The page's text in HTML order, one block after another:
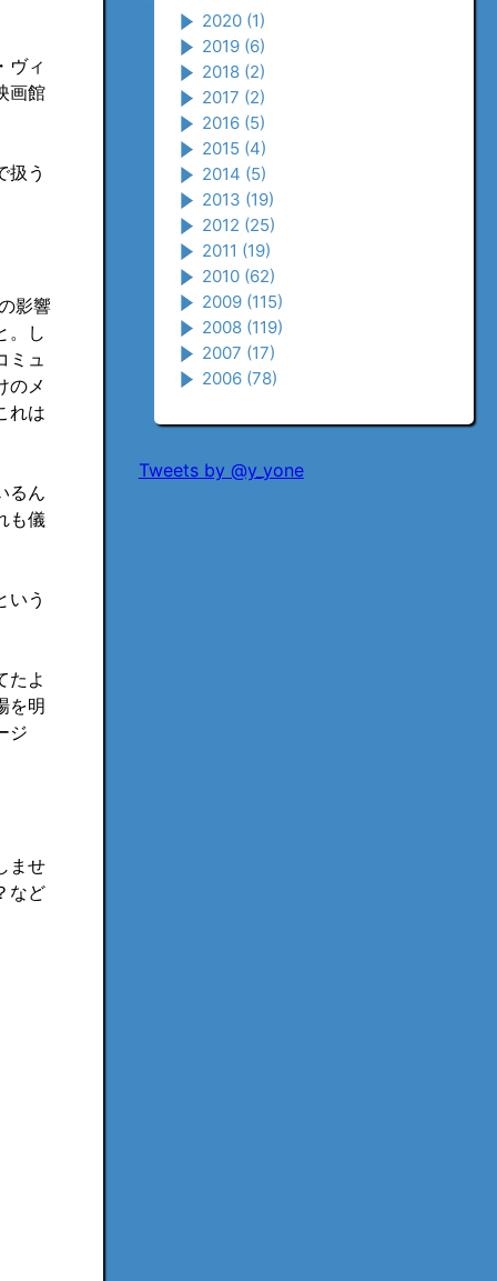
2020 (1)
2019 (6)
2018 (2)
2017 (2)
2016 (5)
2015 (4)
2014 (5)
2013 (19)
2012 (25)
2011 (19)
2010 (62)
2009 (115)
2008 (119)
2007 (17)
2006 (78)
Tweets by @y_yone
ヴィ
画館
扱う
影響
。し
ミュ
のメ
れは
るん
も儀
いう
たよ
を明
ジ
ませ
など